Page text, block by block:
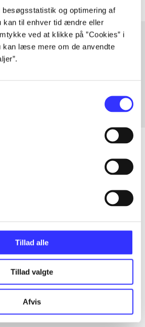
og optimering af
kan til enhver tid ændre eller
ved at klikke på ”Cookies” i
kan læse mere om de anvendte
Tillad alle
Tillad valgte
Afvis
emner